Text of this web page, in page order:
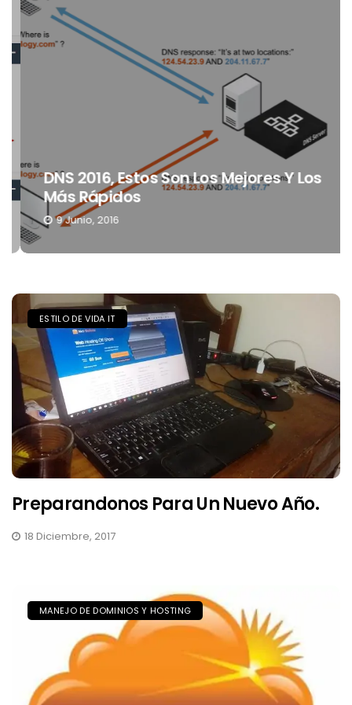
DNS 2016, Estos Son Los Mejores Y Los
Más Rápidos
9 Junio, 2016
ESTILO DE VIDA IT
Preparandonos Para Un Nuevo Año.
18 Diciembre, 2017
MANEJO DE DOMINIOS Y HOSTING